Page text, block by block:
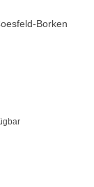
Borken